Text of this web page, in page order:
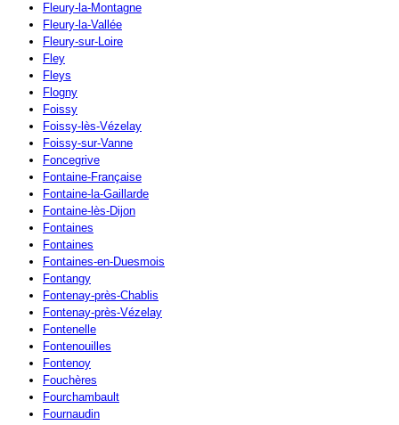
Fleury-la-Montagne
Fleury-la-Vallée
Fleury-sur-Loire
Fley
Fleys
Flogny
Foissy
Foissy-lès-Vézelay
Foissy-sur-Vanne
Foncegrive
Fontaine-Française
Fontaine-la-Gaillarde
Fontaine-lès-Dijon
Fontaines
Fontaines
Fontaines-en-Duesmois
Fontangy
Fontenay-près-Chablis
Fontenay-près-Vézelay
Fontenelle
Fontenouilles
Fontenoy
Fouchères
Fourchambault
Fournaudin